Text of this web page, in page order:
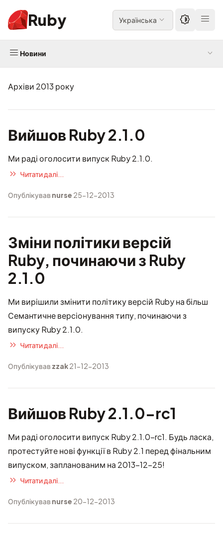
Ruby Українська
Новини
Архіви 2013 року
Вийшов Ruby 2.1.0
Ми раді оголосити випуск Ruby 2.1.0.
Читати далі...
Опублікував nurse 25-12-2013
Зміни політики версій
Ruby, починаючи з Ruby
2.1.0
Ми вирішили змінити політику версій Ruby на більш
Семантичне версіонуваннятипу, починаючи з
випуску Ruby 2.1.0.
Читати далі...
Опублікував zzak21-12-2013
Вийшов Ruby 2.1.0-rc1
Ми раді оголосити випуск Ruby 2.1.0-rc1. Будь ласка,
протестуйте нові функції в Ruby 2.1 перед фінальним
випуском, запланованим на 2013-12-25!
Читати далі...
Опублікував nurse 20-12-2013